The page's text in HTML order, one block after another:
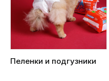
Пеленки и подгузники